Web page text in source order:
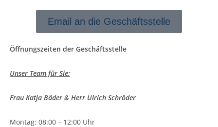
Email an die Geschäftsstelle
Öffnungszeiten der Geschäftsstelle
Unser Team für Sie:
Frau Katja Bäder & Herr Ulrich Schröder
Montag: 08:00 – 12:00 Uhr